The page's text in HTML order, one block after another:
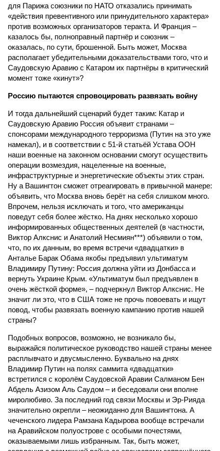
для Парижа союзники по НАТО отказались принимать
«действия превентивного или принудительного характера»
против возможных организаторов теракта. И Франция –
казалось бы, полноправный партнёр и союзник –
оказалась, по сути, брошенной. Быть может, Москва
располагает убедительными доказательствами того, что и
Саудовскую Аравию с Катаром их партнёры в критический
момент тоже «кинут»?
Россию пытаются спровоцировать развязать войну
И тогда дальнейший сценарий будет таким: Катар и
Саудовскую Аравию Россия объявит странами –
спонсорами международного терроризма (Путин на это уже
намекал), и в соответствии с 51-й статьёй Устава ООН
наши военные на законном основании смогут осуществить
операции возмездия, нацеленные на военные,
инфраструктурные и энергетические объекты этих стран.
Ну а Вашингтон сможет отреагировать в привычной манере:
объявить, что Москва вновь берёт на себя слишком много.
Впрочем, нельзя исключать и того, что американцы
поведут себя более жёстко. На днях несколько хорошо
информированных общественных деятелей (в частности,
Виктор Алкснис и Анатолий Несмиян***) объявили о том,
что, по их данным, во время встречи «двадцатки» в
Анталье Барак Обама якобы предъявил ультиматум
Владимиру Путину: Россия должна уйти из Донбасса и
вернуть Украине Крым. «Ультиматум был предъявлен в
очень жёсткой форме», – подчеркнул Виктор Алкснис. Не
значит ли это, что в США тоже не прочь повоевать и ищут
повод, чтобы развязать военную кампанию против нашей
страны?
Подобных вопросов, возможно, не возникало бы,
выражайся политическое руководство нашей страны менее
расплывчато и двусмысленно. Буквально на днях
Владимир Путин на полях саммита «двадцатки»
встретился с королём Саудовской Аравии Салманом Бен
Абдель Азизом Аль Саудом – и беседовали они вполне
миролюбиво. За последний год связи Москвы и Эр-Рияда
значительно окрепли – неожиданно для Вашингтона. А
чеченского лидера Рамзана Кадырова вообще встречали
на Аравийском полуострове с особыми почестями,
оказываемыми лишь избранным. Так, быть может,